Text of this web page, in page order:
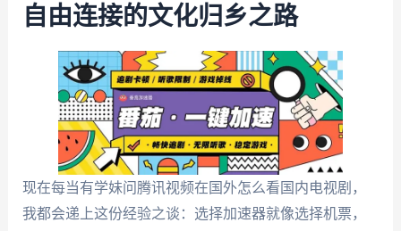
自由连接的文化归乡之路
现在每当有学妹问腾讯视频在国外怎么看国内电视剧，
我都会递上这份经验之谈：选择加速器就像选择机票，